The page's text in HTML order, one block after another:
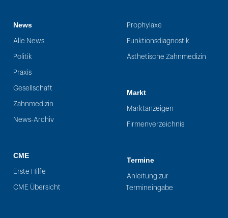
News
Alle News
Politik
Praxis
Gesellschaft
Zahnmedizin
News-Archiv
CME
Erste Hilfe
CME Übersicht
Prophylaxe
Funktionsdiagnostik
Ästhetische Zahnmedizin
Markt
Marktanzeigen
Firmenverzeichnis
Termine
Anleitung zur
Termineingabe